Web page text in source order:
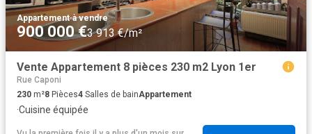
Appartement·à vendre
900 000 €3 913 €/m²
Vente Appartement 8 pièces 230 m2 Lyon 1er
Rue Caponi
230 m²8 Pièces4 Salles de bainAppartement
·Cuisine équipée